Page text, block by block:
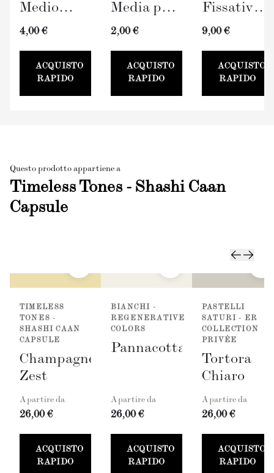
Medio
TERRAVERDE
4,00 €
ACQUISTO
RAPIDO
Media per
Pittura
100mm
2,00 €
ACQUISTO
RAPIDO
Fissativo
(300ml)
9,00 €
ACQUISTO
RAPIDO
Questo prodotto appartiene a
Timeless Tones - Shashi Caan
Capsule
TIMELESS
TONES -
SHASHI CAAN
CAPSULE
Champagne
Zest
A partire da
26,00 €
ACQUISTO
RAPIDO
BIANCHI -
REGENERATIVE
COLORS
Pannacotta
A partire da
26,00 €
ACQUISTO
RAPIDO
PASTELLI
SATURI - ER
COLLECTION
PRIVÉE
Tortora
Chiaro
A partire da
26,00 €
ACQUISTO
RAPIDO